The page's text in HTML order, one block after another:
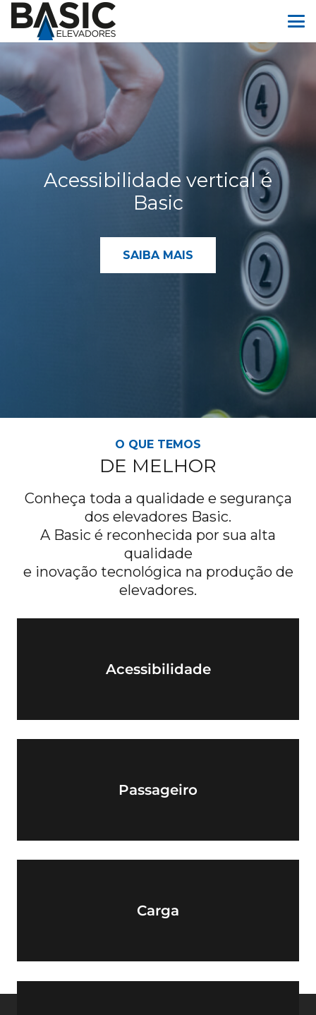
Acessibilidade vertical é
Basic
SAIBA MAIS
O QUE TEMOS
DE MELHOR
Conheça toda a qualidade e segurança
dos elevadores Basic.
A Basic é reconhecida por sua alta
qualidade
e inovação tecnológica na produção de
elevadores.
Acessibilidade
Passageiro
Carga